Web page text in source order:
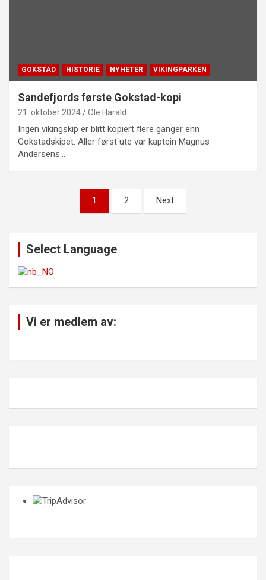
GOKSTAD HISTORIE NYHETER VIKINGPARKEN
Sandefjords første Gokstad-kopi
21. oktober 2024 Ole Harald
Ingen vikingskip er blitt kopiert flere ganger enn
Gokstadskipet. Aller først ute var kaptein Magnus
Andersens…
Sidepaginering
1 2 Next
Select Language
Vi er medlem av: